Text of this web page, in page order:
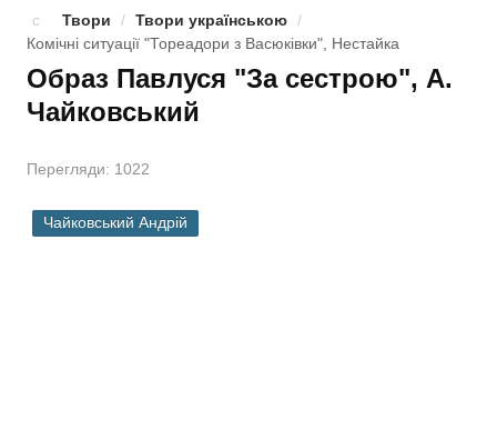
Твори англійською
Твори / Твори українською /
Комічні ситуації "Тореадори з Васюківки", Нестайка
Образ Павлуся "За сестрою", А.
Чайковський
Перегляди: 1022
Чайковський Андрій